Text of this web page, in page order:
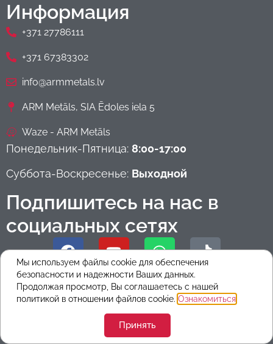
Информация
+371 27786111
+371 67383302
info@armmetals.lv
ARM Metāls, SIA Ēdoles iela 5
Waze - ARM Metāls
Понедельник-Пятница: 8:00-17:00
Суббота-Воскресенье: Выходной
Подпишитесь на нас в
социальных сетях
Страницы
Мы используем файлы cookie для обеспечения
безопасности и надежности Ваших данных.
Продолжая просмотр, Вы соглашаетесь с нашей
политикой в ​​отношении файлов cookie. Ознакомиться.
Принять